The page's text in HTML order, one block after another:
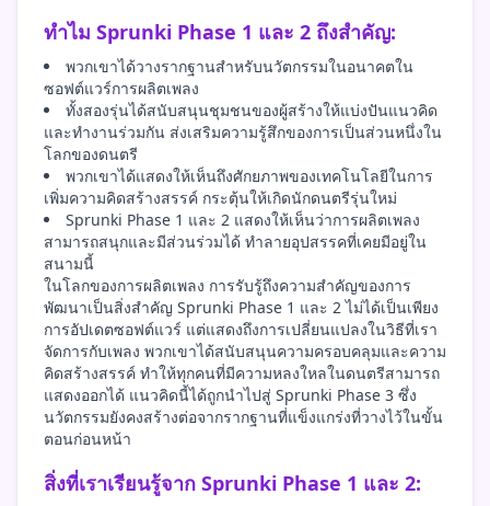
ทำไม Sprunki Phase 1 และ 2 ถึงสำคัญ:
พวกเขาได้วางรากฐานสำหรับนวัตกรรมในอนาคตใน
ซอฟต์แวร์การผลิตเพลง
ทั้งสองรุ่นได้สนับสนุนชุมชนของผู้สร้างให้แบ่งปันแนวคิด
และทำงานร่วมกัน ส่งเสริมความรู้สึกของการเป็นส่วนหนึ่งใน
โลกของดนตรี
พวกเขาได้แสดงให้เห็นถึงศักยภาพของเทคโนโลยีในการ
เพิ่มความคิดสร้างสรรค์ กระตุ้นให้เกิดนักดนตรีรุ่นใหม่
Sprunki Phase 1 และ 2 แสดงให้เห็นว่าการผลิตเพลง
สามารถสนุกและมีส่วนร่วมได้ ทำลายอุปสรรคที่เคยมีอยู่ใน
สนามนี้
ในโลกของการผลิตเพลง การรับรู้ถึงความสำคัญของการ
พัฒนาเป็นสิ่งสำคัญ Sprunki Phase 1 และ 2 ไม่ได้เป็นเพียง
การอัปเดตซอฟต์แวร์ แต่แสดงถึงการเปลี่ยนแปลงในวิธีที่เรา
จัดการกับเพลง พวกเขาได้สนับสนุนความครอบคลุมและความ
คิดสร้างสรรค์ ทำให้ทุกคนที่มีความหลงใหลในดนตรีสามารถ
แสดงออกได้ แนวคิดนี้ได้ถูกนำไปสู่ Sprunki Phase 3 ซึ่ง
นวัตกรรมยังคงสร้างต่อจากรากฐานที่แข็งแกร่งที่วางไว้ในขั้น
ตอนก่อนหน้า
สิ่งที่เราเรียนรู้จาก Sprunki Phase 1 และ 2: